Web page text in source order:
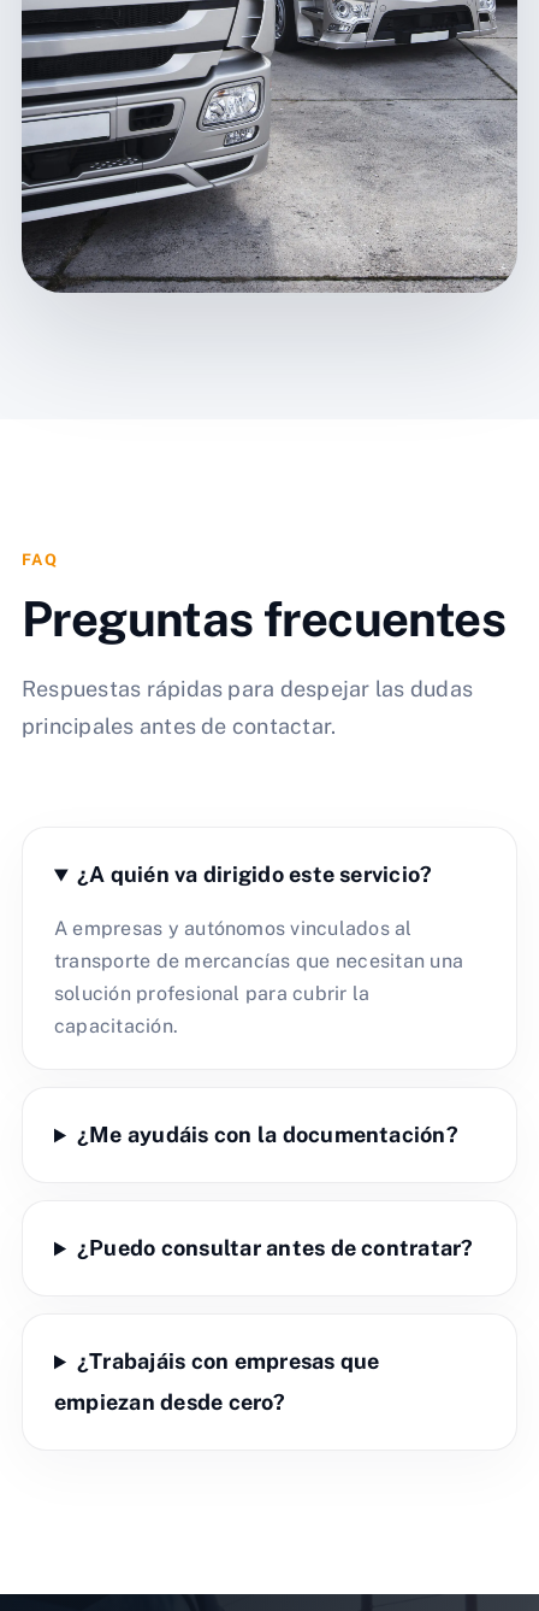
FAQ
Preguntas frecuentes
Respuestas rápidas para despejar las dudas
principales antes de contactar.
¿A quién va dirigido este servicio?
A empresas y autónomos vinculados al
transporte de mercancías que necesitan una
solución profesional para cubrir la
capacitación.
¿Me ayudáis con la documentación?
¿Puedo consultar antes de contratar?
¿Trabajáis con empresas que
empiezan desde cero?